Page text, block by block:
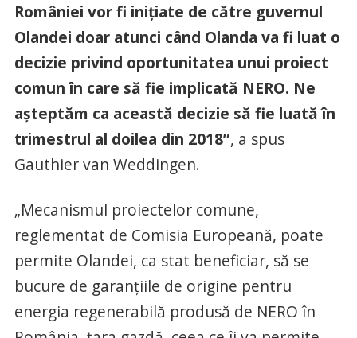
României vor fi iniţiate de către guvernul
Olandei doar atunci când Olanda va fi luat o
decizie privind oportunitatea unui proiect
comun în care să fie implicată NERO. Ne
aşteptăm ca această decizie să fie luată în
trimestrul al doilea din 2018”, a spus
Gauthier van Weddingen.
„Mecanismul proiectelor comune,
reglementat de Comisia Europeană, poate
permite Olandei, ca stat beneficiar, să se
bucure de garanţiile de origine pentru
energia regenerabilă produsă de NERO în